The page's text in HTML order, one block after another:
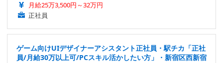
月給25万3,500円～32万円
正社員
ゲーム向けUIデザイナーアシスタント正社員・駅チカ「正社
員/月給30万以上可/PCスキル活かしたい方」・新宿区西新宿